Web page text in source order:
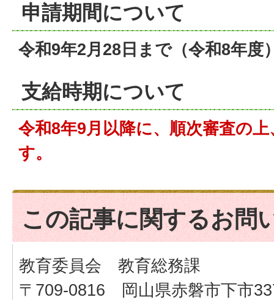
申請期間について
令和9年2月28日まで（令和8年度
支給時期について
令和8年9月以降に、順次審査の
す。
この記事に関するお問
教育委員会 教育総務課
〒709-0816 岡山県赤磐市下市